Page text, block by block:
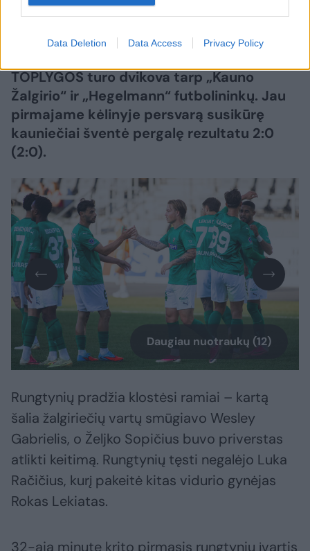
Data Deletion Data Access Privacy Policy
Lrytas.lt
TOPLYGOS turo dvikova tarp „Kauno
Žalgirio“ ir „Hegelmann“ futbolininkų. Jau
pirmajame kėlinyje persvarą susikūrę
kauniečiai šventė pergalę rezultatu 2:0
(2:0).
Daugiau nuotraukų (12)
Rungtynių pradžia klostėsi ramiai – kartą
šalia žalgiriečių vartų smūgiavo Wesley
Gabrielis, o Željko Sopičius buvo priverstas
atlikti keitimą. Rungtynių tęsti negalėjo Luka
Račičius, kurį pakeitė kitas vidurio gynėjas
Rokas Lekiatas.
32-ąją minutę krito pirmasis rungtynių įvartis